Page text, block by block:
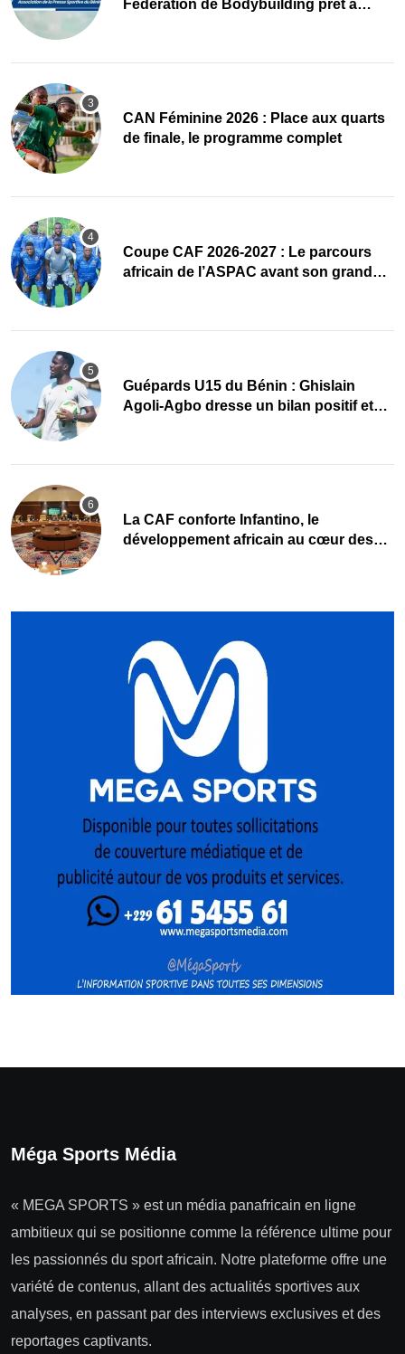
Fédération de Bodybuilding prêt à
CAN Féminine 2026 : Place aux quarts
de finale, le programme complet
Coupe CAF 2026-2027 : Le parcours
africain de l’ASPAC avant son grand
Guépards U15 du Bénin : Ghislain
Agoli-Agbo dresse un bilan positif et
La CAF conforte Infantino, le
développement africain au cœur des
Méga Sports Média
« MEGA SPORTS » est un média panafricain en ligne
ambitieux qui se positionne comme la référence ultime pour
les passionnés du sport africain. Notre plateforme offre une
variété de contenus, allant des actualités sportives aux
analyses, en passant par des interviews exclusives et des
reportages captivants.